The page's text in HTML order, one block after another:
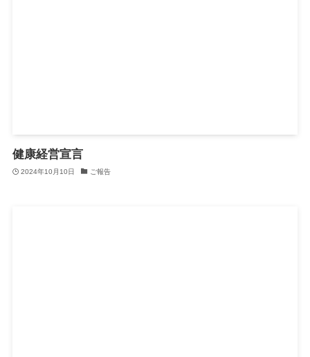
健康経営宣言
2024年10月10日 ご報告